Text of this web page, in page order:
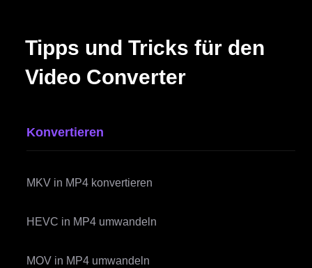
Tipps und Tricks für den
Video Converter
Konvertieren
MKV in MP4 konvertieren
HEVC in MP4 umwandeln
MOV in MP4 umwandeln